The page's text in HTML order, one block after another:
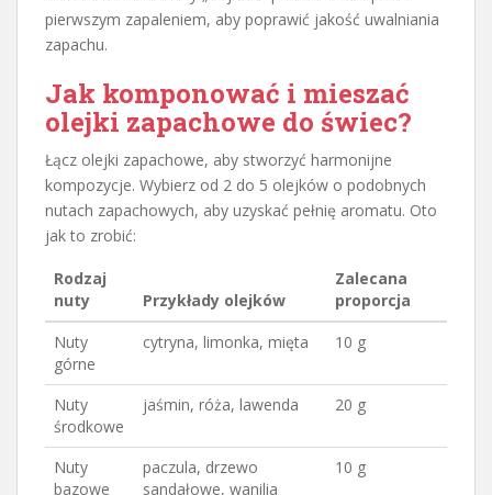
pierwszym zapaleniem, aby poprawić jakość uwalniania
zapachu.
Jak komponować i mieszać
olejki zapachowe do świec?
Łącz olejki zapachowe, aby stworzyć harmonijne
kompozycje. Wybierz od 2 do 5 olejków o podobnych
nutach zapachowych, aby uzyskać pełnię aromatu. Oto
jak to zrobić:
Rodzaj
nuty
Przykłady olejków
Zalecana
proporcja
Nuty
górne
cytryna, limonka, mięta 10 g
Nuty
środkowe
jaśmin, róża, lawenda 20 g
Nuty
bazowe
paczula, drzewo
sandałowe, wanilia
10 g